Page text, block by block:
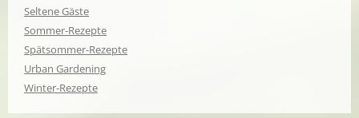
Seltene Gäste
Sommer-Rezepte
Spätsommer-Rezepte
Urban Gardening
Winter-Rezepte